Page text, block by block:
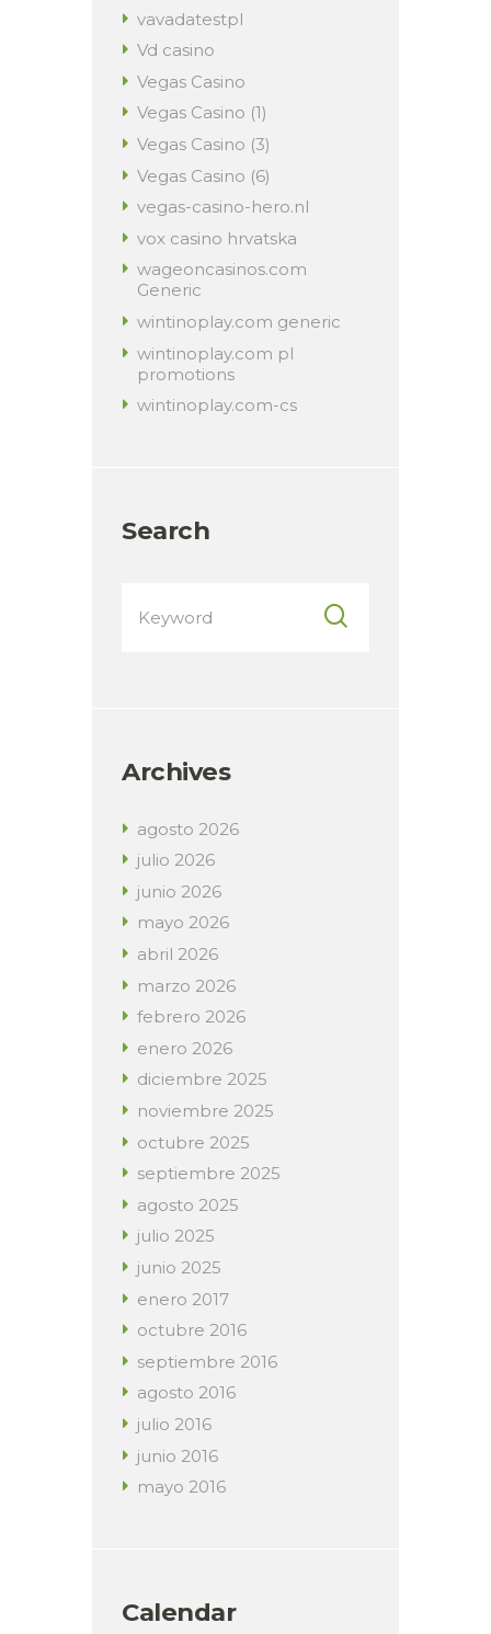
vavadatestpl
Vd casino
Vegas Casino
Vegas Casino (1)
Vegas Casino (3)
Vegas Casino (6)
vegas-casino-hero.nl
vox casino hrvatska
wageoncasinos.com
Generic
wintinoplay.com generic
wintinoplay.com pl
promotions
wintinoplay.com-cs
Search
Archives
agosto 2026
julio 2026
junio 2026
mayo 2026
abril 2026
marzo 2026
febrero 2026
enero 2026
diciembre 2025
noviembre 2025
octubre 2025
septiembre 2025
agosto 2025
julio 2025
junio 2025
enero 2017
octubre 2016
septiembre 2016
agosto 2016
julio 2016
junio 2016
mayo 2016
Calendar